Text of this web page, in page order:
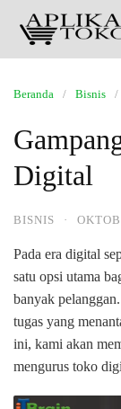
Beranda Bisnis
Digital
BISNIS ·
Pada era digital
satu opsi utama
banyak
tugas yang
ini, kami akan
mengurus toko